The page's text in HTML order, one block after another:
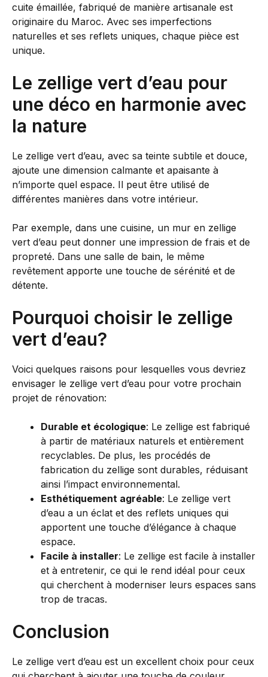
cuite émaillée, fabriqué de manière artisanale est
originaire du Maroc. Avec ses imperfections
naturelles et ses reflets uniques, chaque pièce est
unique.
Le zellige vert d’eau pour
une déco en harmonie avec
la nature
Le zellige vert d’eau, avec sa teinte subtile et douce,
ajoute une dimension calmante et apaisante à
n’importe quel espace. Il peut être utilisé de
différentes manières dans votre intérieur.
Par exemple, dans une cuisine, un mur en zellige
vert d’eau peut donner une impression de frais et de
propreté. Dans une salle de bain, le même
revêtement apporte une touche de sérénité et de
détente.
Pourquoi choisir le zellige
vert d’eau?
Voici quelques raisons pour lesquelles vous devriez
envisager le zellige vert d’eau pour votre prochain
projet de rénovation:
Durable et écologique: Le zellige est fabriqué
à partir de matériaux naturels et entièrement
recyclables. De plus, les procédés de
fabrication du zellige sont durables, réduisant
ainsi l’impact environnemental.
Esthétiquement agréable: Le zellige vert
d’eau a un éclat et des reflets uniques qui
apportent une touche d’élégance à chaque
espace.
Facile à installer: Le zellige est facile à installer
et à entretenir, ce qui le rend idéal pour ceux
qui cherchent à moderniser leurs espaces sans
trop de tracas.
Conclusion
Le zellige vert d’eau est un excellent choix pour ceux